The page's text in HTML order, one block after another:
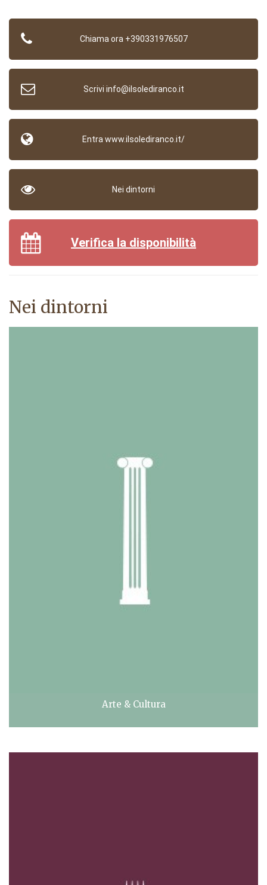
Chiama ora +390331976507
Scrivi info@ilsolediranco.it
Entra www.ilsolediranco.it/
Nei dintorni
Verifica la disponibilità
Nei dintorni
Arte & Cultura